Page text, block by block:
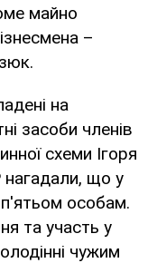
майно
–
на
засоби членів
схеми Ігоря
нагадали, що у
п'ятьом особам.
та участь у
чужим